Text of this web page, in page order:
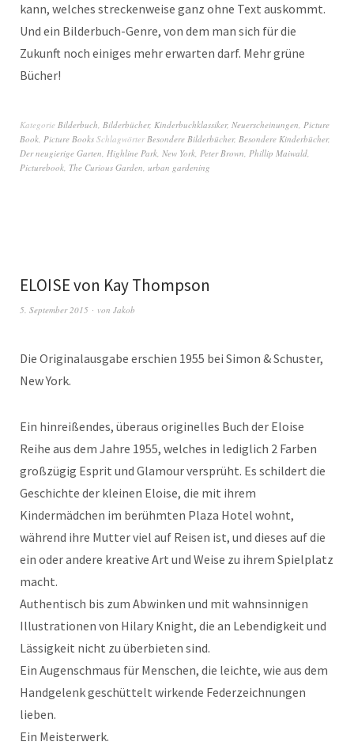
kann, welches streckenweise ganz ohne Text auskommt.
Und ein Bilderbuch-Genre, von dem man sich für die
Zukunft noch einiges mehr erwarten darf. Mehr grüne
Bücher!
Kategorie Bilderbuch, Bilderbücher, Kinderbuchklassiker, Neuerscheinungen, Picture
Book, Picture Books SchlagwörterBesondere Bilderbücher, Besondere Kinderbücher,
Der neugierige Garten, Highline Park, New York, Peter Brown, Phillip Maiwald,
Picturebook, The Curious Garden, urban gardening
ELOISE von Kay Thompson
5. September 2015 von Jakob
Die Originalausgabe erschien 1955 bei Simon & Schuster,
New York.
Ein hinreißendes, überaus originelles Buch der Eloise
Reihe aus dem Jahre 1955, welches in lediglich 2 Farben
großzügig Esprit und Glamour versprüht. Es schildert die
Geschichte der kleinen Eloise, die mit ihrem
Kindermädchen im berühmten Plaza Hotel wohnt,
während ihre Mutter viel auf Reisen ist, und dieses auf die
ein oder andere kreative Art und Weise zu ihrem Spielplatz
macht.
Authentisch bis zum Abwinken und mit wahnsinnigen
Illustrationen von Hilary Knight, die an Lebendigkeit und
Lässigkeit nicht zu überbieten sind.
Ein Augenschmaus für Menschen, die leichte, wie aus dem
Handgelenk geschüttelt wirkende Federzeichnungen
lieben.
Ein Meisterwerk.